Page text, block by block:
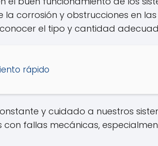
corrosión y obstrucciones en
el tipo y cantidad
rápido
y cuidado a nuestros
fallas mecánicas,